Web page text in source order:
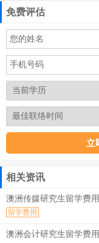
免费评估
相关资讯
澳洲传媒研究生留学费用
留学费用
澳洲会计研究生留学费用